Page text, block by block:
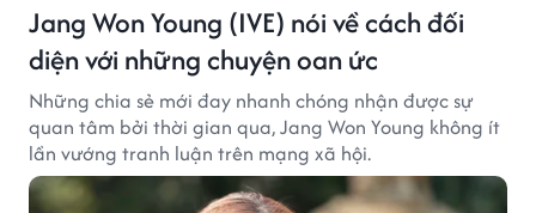
Jang Won Young (IVE) nói về cách đối
diện với những chuyện oan ức
Những chia sẻ mới đay nhanh chóng nhận được sự
quan tâm bởi thời gian qua, Jang Won Young không ít
lần vướng tranh luận trên mạng xã hội.